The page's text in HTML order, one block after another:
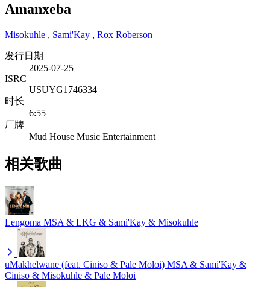
Amanxeba
Misokuhle , Sami'Kay , Rox Roberson
发行日期
2025-07-25
ISRC
USUYG1746334
时长
6:55
厂牌
Mud House Music Entertainment
相关歌曲
Lengoma MSA & LKG & Sami'Kay & Misokuhle
uMakhelwane (feat. Ciniso & Pale Moloi) MSA & Sami'Kay &
Ciniso & Misokuhle & Pale Moloi